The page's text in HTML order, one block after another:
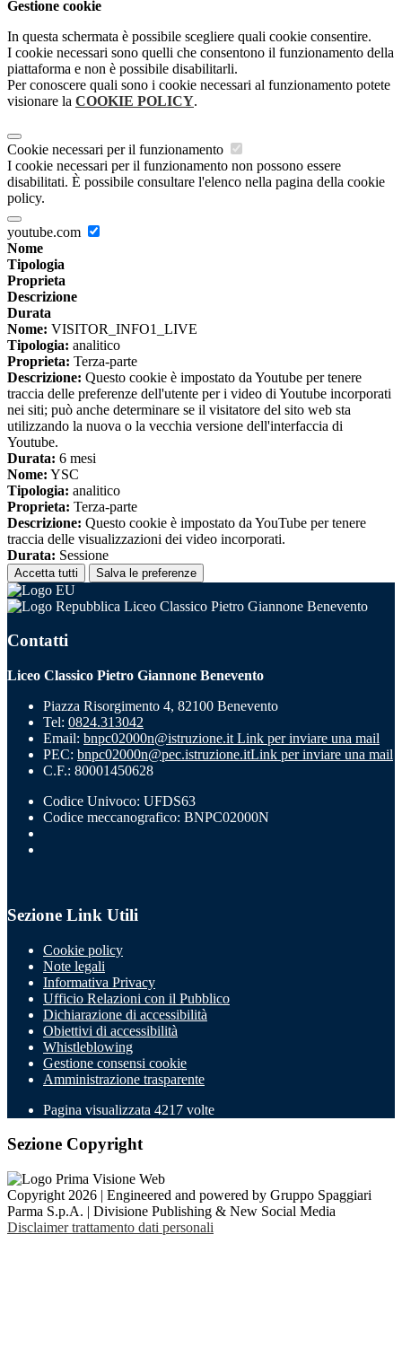
Gestione cookie
In questa schermata è possibile scegliere quali cookie consentire.
I cookie necessari sono quelli che consentono il funzionamento della
piattaforma e non è possibile disabilitarli.
Per conoscere quali sono i cookie necessari al funzionamento potete
visionare la COOKIE POLICY.
Cookie necessari per il funzionamento
I cookie necessari per il funzionamento non possono essere
disabilitati. È possibile consultare l'elenco nella pagina della cookie
policy.
youtube.com
Nome
Tipologia
Proprieta
Descrizione
Durata
Nome: VISITOR_INFO1_LIVE
Tipologia: analitico
Proprieta: Terza-parte
Descrizione: Questo cookie è impostato da Youtube per tenere
traccia delle preferenze dell'utente per i video di Youtube incorporati
nei siti; può anche determinare se il visitatore del sito web sta
utilizzando la nuova o la vecchia versione dell'interfaccia di
Youtube.
Durata: 6 mesi
Nome: YSC
Tipologia: analitico
Proprieta: Terza-parte
Descrizione: Questo cookie è impostato da YouTube per tenere
traccia delle visualizzazioni dei video incorporati.
Durata: Sessione
Accetta tutti Salva le preferenze
Liceo Classico Pietro Giannone Benevento
Contatti
Liceo Classico Pietro Giannone Benevento
Piazza Risorgimento 4, 82100 Benevento
Tel: 0824.313042
Email: bnpc02000n@istruzione.it Link per inviare una mail
PEC: bnpc02000n@pec.istruzione.itLink per inviare una mail
C.F.: 80001450628
Codice Univoco: UFDS63
Codice meccanografico: BNPC02000N
Sezione Link Utili
Cookie policy
Note legali
Informativa Privacy
Ufficio Relazioni con il Pubblico
Dichiarazione di accessibilità
Obiettivi di accessibilità
Whistleblowing
Gestione consensi cookie
Amministrazione trasparente
Pagina visualizzata 4217 volte
Sezione Copyright
Copyright 2026 | Engineered and powered by Gruppo Spaggiari
Parma S.p.A. | Divisione Publishing & New Social Media
Disclaimer trattamento dati personali